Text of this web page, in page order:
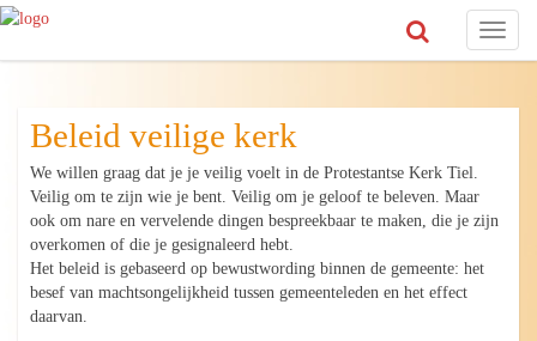
Toggle
Beleid veilige kerk
We willen graag dat je je veilig voelt in de Protestantse Kerk Tiel.
Veilig om te zijn wie je bent. Veilig om je geloof te beleven. Maar
ook om nare en vervelende dingen bespreekbaar te maken, die je zijn
overkomen of die je gesignaleerd hebt.
Het beleid is gebaseerd op bewustwording binnen de gemeente: het
besef van machtsongelijkheid tussen gemeenteleden en het effect
daarvan.